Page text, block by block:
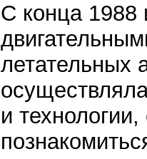
С конца 1988
летательных
и